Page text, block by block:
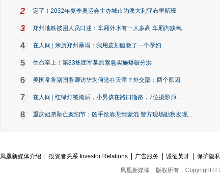
2 定了！2032年夏季奥运会主办城市为澳大利亚布里斯班
3 郑州地铁被困人员口述：车厢外水有一人多高 车厢内缺氧
4 在人间 | 亲历郑州暴雨：我用皮划艇救了一个孕妇
5 生命至上！第83集团军某旅紧急实施爆破分洪
6 美国常务副国务卿访华为何选在天津？外交部：两个原因
7 在人间 | 红绿灯被淹后，小男孩在路口指路，7位摄影师...
8 重庆姐弟坠亡案细节：凶手欲靠悲情蒙混 警方现场勘察发现...
凤凰新媒体介绍 投资者关系 Investor Relations 广告服务 诚征英才
保护隐
凤凰新媒体
版权所有 Copyright ©